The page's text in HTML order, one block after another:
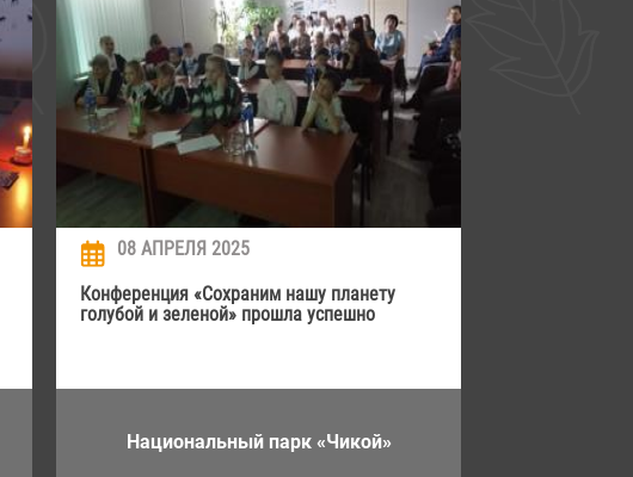
08 АПРЕЛЯ 2025
Конференция «Сохраним нашу планету
голубой и зеленой» прошла успешно
Национальный парк «Чикой»